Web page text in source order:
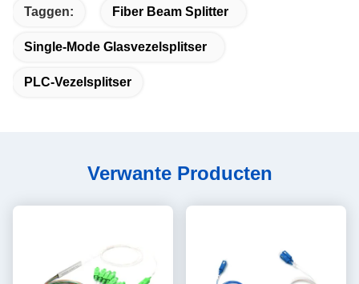
Taggen: Fiber Beam Splitter
Single-Mode Glasvezelsplitser
PLC-Vezelsplitser
Verwante Producten